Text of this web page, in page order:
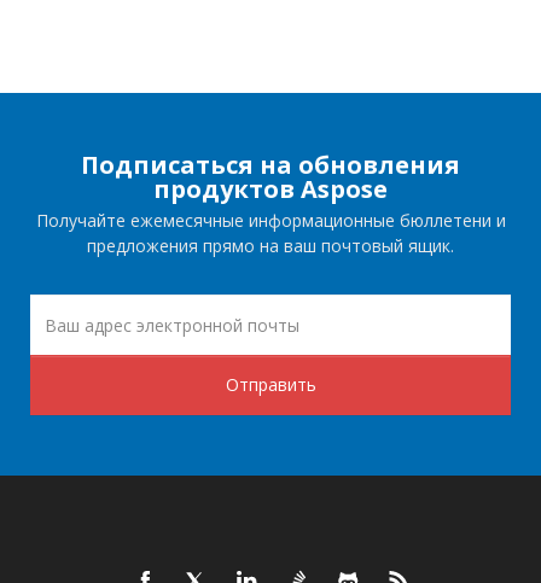
Подписаться на обновления
продуктов Aspose
Получайте ежемесячные информационные бюллетени и
предложения прямо на ваш почтовый ящик.
Отправить